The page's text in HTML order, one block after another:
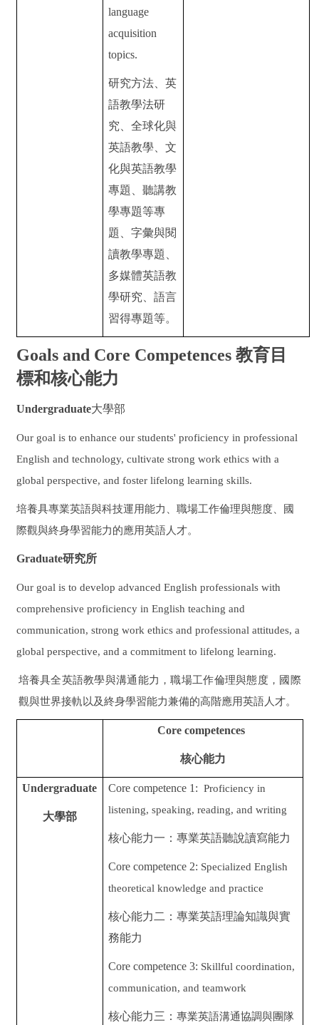
language
acquisition
topics.
研究方法、英
語教學法研
究、全球化與
英語教學、文
化與英語教學
專題、聽講教
學專題等專
題、字彙與閱
讀教學專題、
多媒體英語教
學研究、語言
習得專題等。
Goals and Core Competences 教育目
標和核心能力
Undergraduate大學部
Our goal is to enhance our students' proficiency in professional
English and technology, cultivate strong work ethics with a
global perspective, and foster lifelong learning skills.
培養具專業英語與科技運用能力、職場工作倫理與態度、國
際觀與終身學習能力的應用英語人才。
Graduate研究所
Our goal is to develop advanced English professionals with
comprehensive proficiency in English teaching and
communication, strong work ethics and professional attitudes, a
global perspective, and a commitment to lifelong learning.
培養具全英語教學與溝通能力，職場工作倫理與態度，國際
觀與世界接軌以及終身學習能力兼備的高階應用英語人才。
Core competences
核心能力
Undergraduate
大學部
Core competence 1: Proficiency in
listening, speaking, reading, and writing
核心能力一：專業英語聽說讀寫能力
Core competence 2: Specialized English
theoretical knowledge and practice
核心能力二：專業英語理論知識與實
務能力
Core competence 3: Skillful coordination,
communication, and teamwork
核心能力三： 專業英語溝通協調與團隊